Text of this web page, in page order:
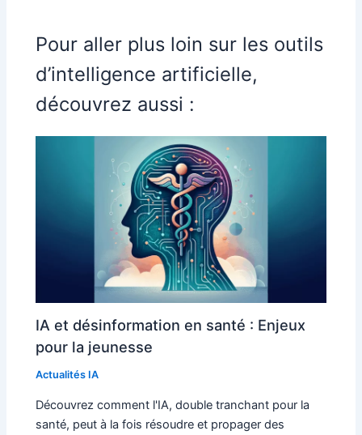
Pour aller plus loin sur les outils
d’intelligence artificielle,
découvrez aussi :
IA et désinformation en santé : Enjeux
pour la jeunesse
Actualités IA
Découvrez comment l'IA, double tranchant pour la
santé, peut à la fois résoudre et propager des